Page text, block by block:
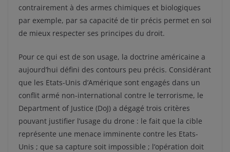
contrairement à des armes chimiques et biologiques
par exemple, par sa capacité de tir précis permet en soi
de mieux respecter ses principes du droit.
Pour ce qui est de son usage, la doctrine américaine a
aujourd’hui défini des contours peu précis. Considérant
que les Etats-Unis d’Amérique sont engagés dans un
conflit armé non-international contre le terrorisme, le
Department of Justice (DoJ) a dégagé trois critères
pouvant justifier l’usage du drone : le fait que la cible
représente une menace imminente contre les Etats-
Unis ; que sa capture soit impossible ; l’opération doit